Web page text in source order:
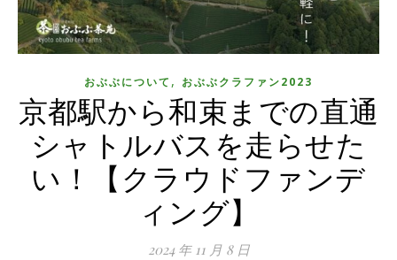
おぶぶについて , おぶぶクラファン2023
京都駅から和束までの直通
シャトルバスを走らせた
い！【クラウドファンデ
ィング】
2024 年 11 月 8 日